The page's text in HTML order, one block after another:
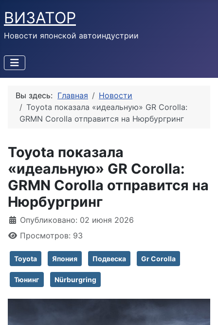
ВИЗАТОР
Новости японской автоиндустрии
Вы здесь: Главная
Новости
Toyota показала «идеальную» GR Corolla:
GRMN Corolla отправится на Нюрбургринг
Toyota показала
«идеальную» GR Corolla:
GRMN Corolla отправится на
Нюрбургринг
Информация о материале
Опубликовано: 02 июня 2026
Просмотров: 93
Toyota Япония Подвеска Gr Corolla
Тюнинг Nürburgring